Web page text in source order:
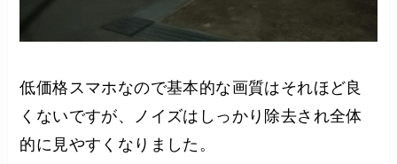
低価格スマホなので基本的な画質はそれほど良
くないですが、ノイズはしっかり除去され全体
的に見やすくなりました。